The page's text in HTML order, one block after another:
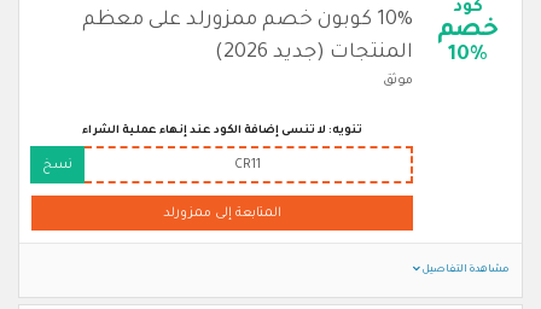
كود
خصم
10%
10% كوبون خصم ممزورلد على معظم
المنتجات (جديد 2026)
موثق
تنويه: لا تنسى إضافة الكود عند إنهاء عملية الشراء
CR11 نسخ
المتابعة إلى ممزورلد
مشاهدة التفاصيل